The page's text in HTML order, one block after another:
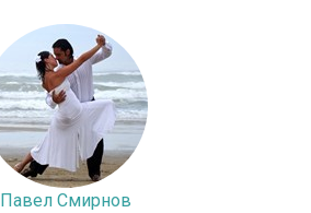
Павел Смирнов